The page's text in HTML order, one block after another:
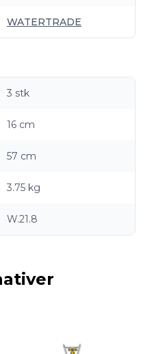
WATERTRADE
3 stk
16 cm
57 cm
3.75 kg
W.21.8